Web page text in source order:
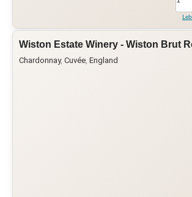
Wiston Estate Winery - Wiston Brut
Chardonnay, Cuvée, England